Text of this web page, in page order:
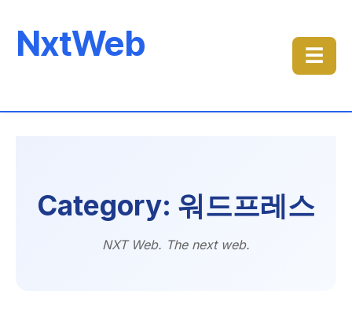
NxtWeb ☰
Category: 워드프레스
NXT Web. The next web.